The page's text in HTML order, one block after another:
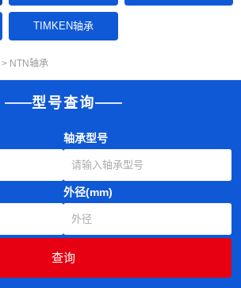
TIMKEN轴承
> NTN轴承
型号查询
轴承型号
外径(mm)